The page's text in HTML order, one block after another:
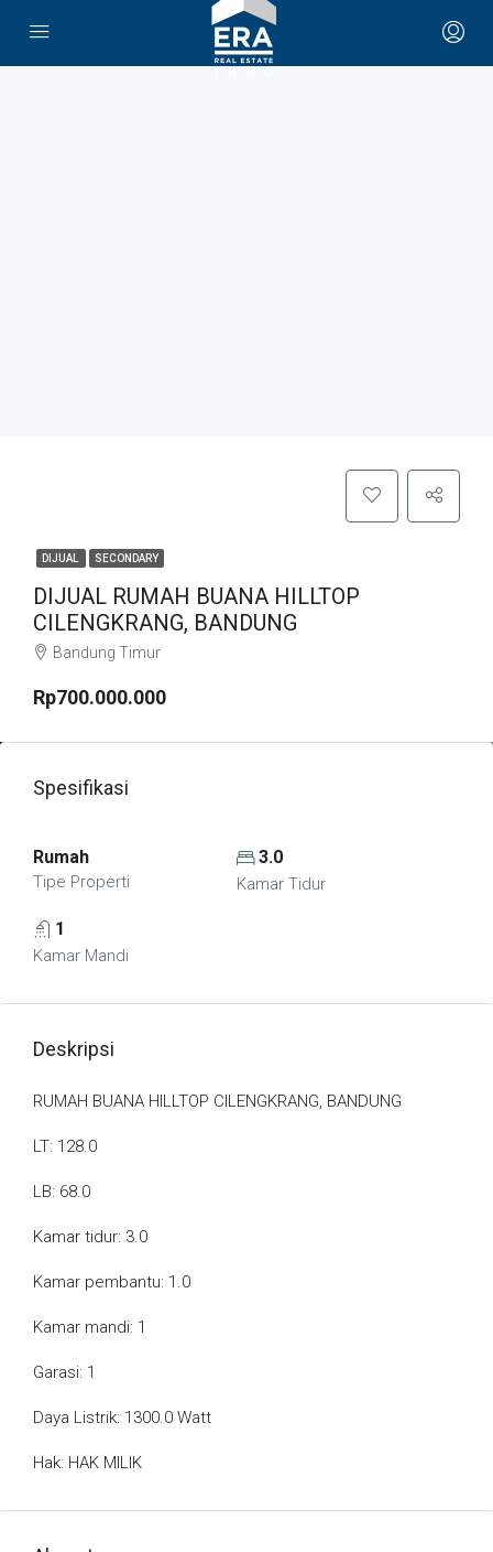
DIJUAL SECONDARY
DIJUAL RUMAH BUANA HILLTOP
CILENGKRANG, BANDUNG
Bandung Timur
Rp700.000.000
Spesifikasi
Rumah
Tipe Properti
3.0
Kamar Tidur
1
Kamar Mandi
Deskripsi
RUMAH BUANA HILLTOP CILENGKRANG, BANDUNG
LT: 128.0
LB: 68.0
Kamar tidur: 3.0
Kamar pembantu: 1.0
Kamar mandi: 1
Garasi: 1
Daya Listrik: 1300.0 Watt
Hak: HAK MILIK